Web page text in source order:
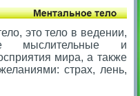
это тело в ведении,
мыслительные и
мира, а также
страх, лень,